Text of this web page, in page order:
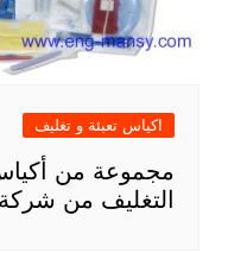
اكياس تعبئة و تغليف
مجموعة من
التغليف من